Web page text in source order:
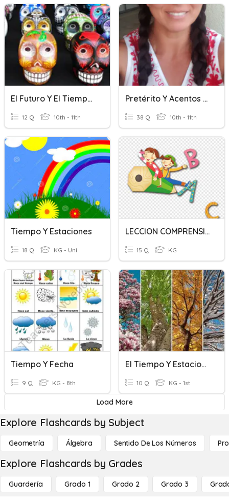
El Futuro Y El Tiempo Condicional
12 Q 10th - 11th
Pretérito Y Acentos Escritos
38 Q 10th - 11th
Tiempo Y Estaciones
18 Q KG - Uni
LECCION COMPRENSIÓN ORAL Y ESCRITA
15 Q KG
Tiempo Y Fecha
9 Q KG - 8th
El Tiempo Y Estaciones
10 Q KG - 1st
Load More
Explore Flashcards by Subject
Geometría Álgebra Sentido De Los Números
Explore Flashcards by Grades
Guardería Grado 1 Grado 2 Grado 3